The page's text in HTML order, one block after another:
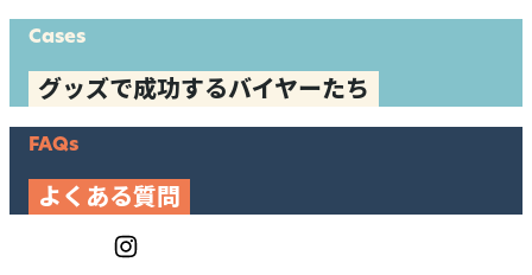
Cases
グッズで成功するバイヤーたち
FAQs
よくある質問